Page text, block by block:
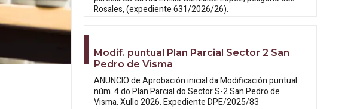
Rosales, (expediente 631/2026/26).
Modif. puntual Plan Parcial Sector 2 San
Pedro de Visma
ANUNCIO de Aprobación inicial daModificación puntual
núm. 4 do Plan Parcial do Sector S-2 San Pedro de
Visma. Xullo 2026. Expediente DPE/2025/83